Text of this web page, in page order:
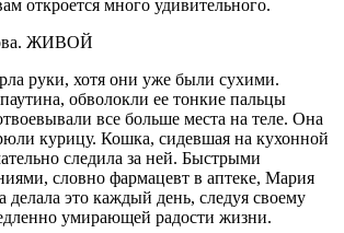
откроется много удивительного.
ЖИВОЙ
руки, хотя они уже были сухими.
обволокли ее тонкие пальцы
все больше места на теле. Она
курицу. Кошка, сидевшая на кухонной
следила за ней. Быстрыми
словно фармацевт в аптеке, Мария
делала это каждый день, следуя своему
умирающей радости жизни.